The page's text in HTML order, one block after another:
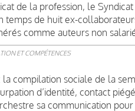
de la profession, le
temps de huit ex-
comme auteurs non
ET COMPÉTENCES
la compilation sociale de la
d’identité, contact
sa communication